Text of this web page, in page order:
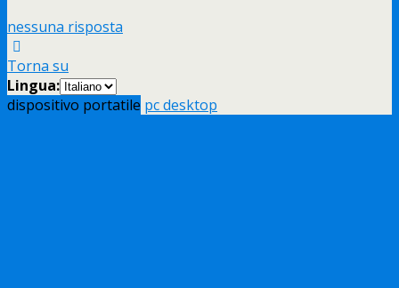
nessuna risposta
Torna su
Lingua:
dispositivo portatile pc desktop